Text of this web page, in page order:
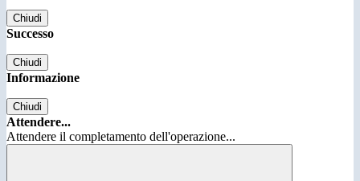
Chiudi
Successo
Chiudi
Informazione
Chiudi
Attendere...
Attendere il completamento dell'operazione...